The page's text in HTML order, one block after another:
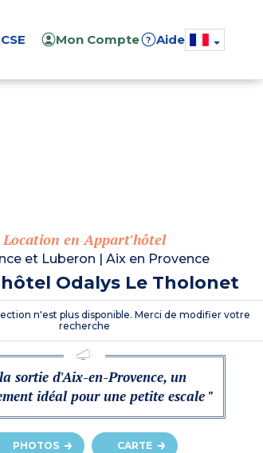
Mon Compte ? Aide
Location en Appart'hôtel
et Luberon Aix en Provence
Odalys Le Tholonet
n'est plus disponible. Merci de modifier votre
recherche
sortie d'Aix-en-Provence, un
idéal pour une petite escale "
PHOTOS CARTE